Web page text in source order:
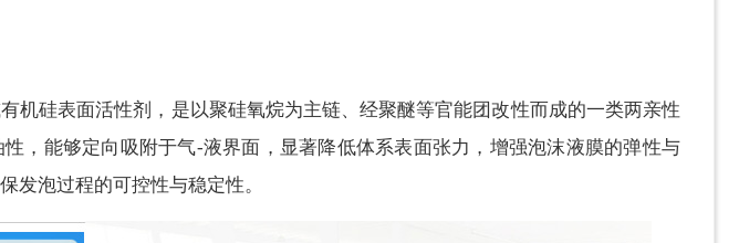
机硅表面活性剂，是以聚硅氧烷为主链、经聚醚等官能团改性而成的一类两亲性
，能够定向吸附于气-液界面，显著降低体系表面张力，增强泡沫液膜的弹性与
发泡过程的可控性与稳定性。